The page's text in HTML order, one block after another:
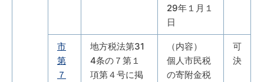
29年１月１
日
市
第
７
地方税法第31
4条の７第１
項第４号に掲
（内容）
個人市民税
の寄附金税
可
決